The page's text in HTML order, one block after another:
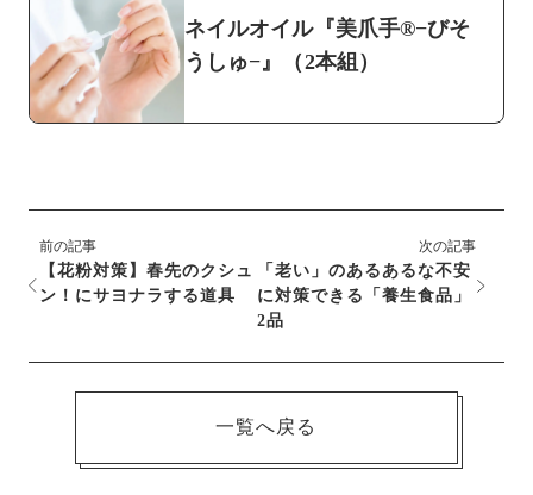
ネイルオイル『美爪手®−びそ
うしゅ−』（2本組）
前の記事
【花粉対策】春先のクシュ
ン！にサヨナラする道具
次の記事
「老い」のあるあるな不安
に対策できる「養生食品」
2品
一覧へ戻る